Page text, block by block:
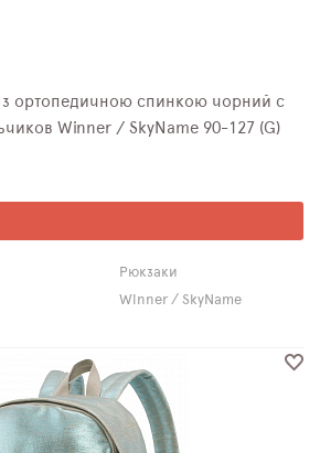
спинкою чорний с
usb портом для мальчиков Winner / SkyName 90-127 (G)
Рюкзаки
Winner / SkyName